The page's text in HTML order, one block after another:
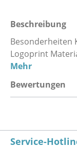
Beschreibung
Besonderheiten
Logoprint
Mehr
Bewertungen
Service-